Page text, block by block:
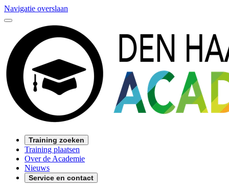
Navigatie overslaan
Training zoeken
Training plaatsen
Over de Academie
Nieuws
Service en contact